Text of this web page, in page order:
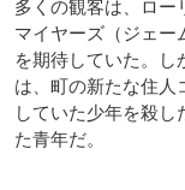
多くの観客は、ロー
マイヤーズ（ジェ
を期待していた。
は、町の新たな住人
していた少年を殺し
た青年だ。